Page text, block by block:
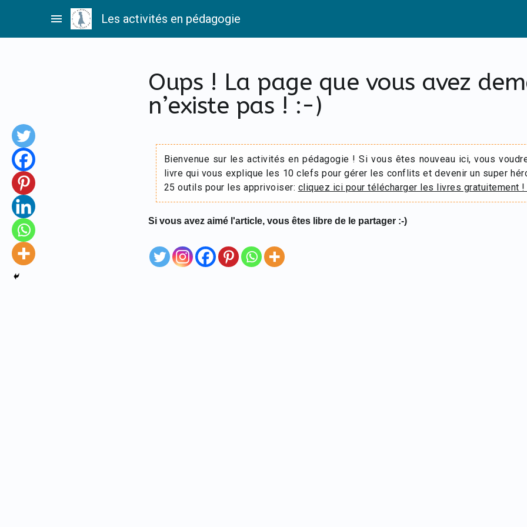
menu Les activités en pédagogie
Oups ! La page que vous avez
n’existe pas ! :-)
Bienvenue sur les activités en pédagogie ! Si vous êtes nouveau ici, vous
livre qui vous explique les 10 clefs pour gérer les conflits et devenir un super
25 outils pour les apprivoiser: cliquez ici pour télécharger les livres gratuitement !
Si vous avez aimé l'article, vous êtes libre de le partager :-)